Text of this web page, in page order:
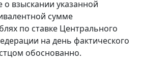
взыскании указанной
сумме
по ставке Центрального
на день фактического
обоснованно.